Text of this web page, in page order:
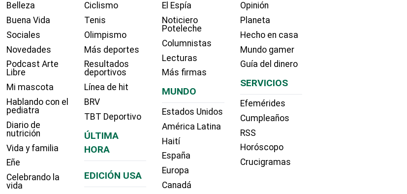
Belleza
Buena Vida
Sociales
Novedades
Podcast Arte
Libre
Mi mascota
Hablando con el
pediatra
Diario de
nutrición
Vida y familia
Eñe
Celebrando la
vida
Ciclismo
Tenis
Olimpismo
Más deportes
Resultados
deportivos
Línea de hit
BRV
TBT Deportivo
ÚLTIMA
HORA
EDICIÓN USA
El Espía
Noticiero
Poteleche
Columnistas
Lecturas
Más firmas
MUNDO
Estados Unidos
América Latina
Haití
España
Europa
Canadá
Opinión
Planeta
Hecho en casa
Mundo gamer
Guía del dinero
SERVICIOS
Efemérides
Cumpleaños
RSS
Horóscopo
Crucigramas